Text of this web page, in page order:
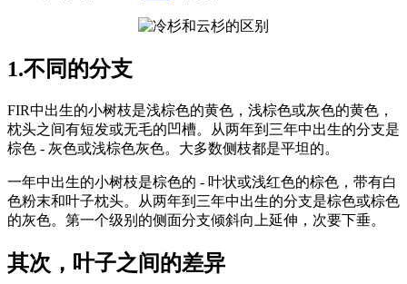
1.不同的分支
FIR中出生的小树枝是浅棕色的黄色，浅棕色或灰色的黄色，
枕头之间有短发或无毛的凹槽。从两年到三年中出生的分支是
棕色 - 灰色或浅棕色灰色。大多数侧枝都是平坦的。
一年中出生的小树枝是棕色的 - 叶状或浅红色的棕色，带有白
色粉末和叶子枕头。从两年到三年中出生的分支是棕色或棕色
的灰色。第一个级别的侧面分支倾斜向上延伸，次要下垂。
其次，叶子之间的差异